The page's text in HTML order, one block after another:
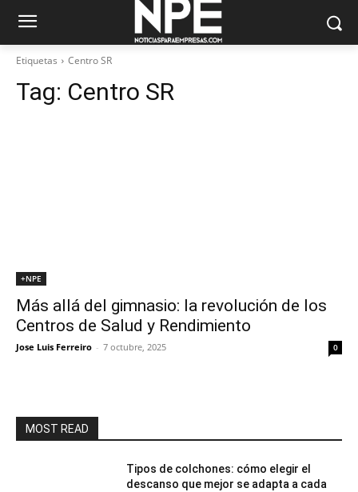
Etiquetas Centro SR
Tag: Centro SR
+NPE
Más allá del gimnasio: la revolución de los
Centros de Salud y Rendimiento
Jose Luis Ferreiro - 7 octubre, 2025 0
MOST READ
Tipos de colchones: cómo elegir el
descanso que mejor se adapta a cada